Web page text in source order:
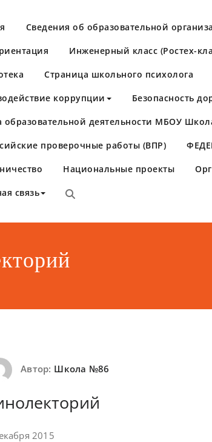
Сведения об образовательной
Инженерный класс (Ростех-
Страница школьного психолога
коррупции Безопасность
образовательной деятельности МБОУ
проверочные работы (ВПР)
Национальные проекты
связь
Автор: Школа №86
2015